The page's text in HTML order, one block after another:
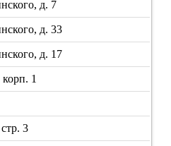
д. 7
д. 33
д. 17
1
3